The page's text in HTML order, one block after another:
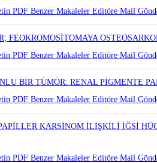
TİROİDİTİ
PDFBenzer MakalelerEditöre Mail
FEOKROMOSİTOMAYA
PDFBenzer MakalelerEditöre Mail
BİR TÜMÖR: RENAL PİGMENTE
PDFBenzer MakalelerEditöre Mail
KARSİNOM İLİŞKİLİ İĞSİ